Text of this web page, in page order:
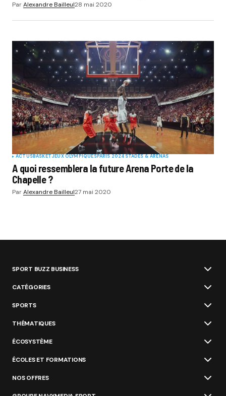
ParAlexandre Bailleul28 mai 2020
ACTUSBASKETJEUX OLYMPIQUESPARIS 2024 STADES & ARENAS
A quoi ressemblera la future Arena Porte de la
Chapelle ?
ParAlexandre Bailleul27 mai 2020
SPORT BUZZ BUSINESS
CATÉGORIES
SPORTS
THÉMATIQUES
ÉCOSYSTÈME
ÉCOLES ET FORMATIONS
NOS OFFRES